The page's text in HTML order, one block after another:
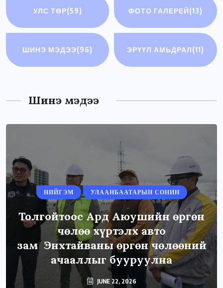
УЛС ТӨР(59) ФОТО ГАЛЕРЕЙ(13)
ШИНЭ МЭДЭЭ(96) ЭРҮҮЛ АМЬДРАЛ(11)
Шинэ мэдээ
НИЙГЭМ УЛААНБААТАРЫН СОНИН
Толгойтоос Ард Аюушийн өргөн
чөлөө хүртэлх авто
зам Энхтайваны өргөн чөлөөний
ачааллыг бууруулна
JUNE 22, 2026